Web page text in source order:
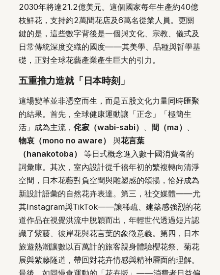
2030年將達21.2億美元。這個國家每年生產約40億
枝鮮花，支持約2萬間花店及6萬名從業人員。更關
鍵的是，這些數字背後是一個與文化、宗教、儀式及
日常傳統深度交織的國度——其美學、品種與哲學基
礎，正對全球花藝產業產生巨大的引力。
五重推力造就「日本時刻」
這場變革並非憑空而生，而是五股文化力量同時匯聚
的結果。首先，全球健康運動讓「正念」「極簡生
活」成為主流， 侘寂（wabi-sabi） 、 間（ma） 、
物哀（mono no aware）
與花言葉
（hanakotoba）
等日式概念進入數十國消費者的
詞彙庫。其次，室內設計從千禧年初的繁複轉向清淨
空間，日本花藝對負空間與雕塑感的頌揚，恰好成為
新設計語彙的自然花卉表達。第三，社交媒體——尤
其Instagram與TikTok——讓稀疏、建築感強烈的花
道作品在視覺洪流中脫穎而出，年輕世代透過短片認
識了紫藤、彼岸花與花言葉的象徵意義。第四，日本
旅遊熱潮讓數以百萬計的旅客親身體驗櫻花祭、菊花
展與紫藤隧道，帶回對花卉情感與精神層面的理解。